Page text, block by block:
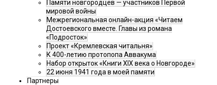
Памяти новгородцев — участников Первой
мировой войны
Межрегиональная онлайн-акция «Читаем
Достоевского вместе. Главы из романа
«Подросток»
Проект «Кремлевская читальня»
К 400-летию протопопа Аввакума
Набор открыток «Книги XIX века о Новгороде»
22 июня 1941 года в моей памяти
Партнеры